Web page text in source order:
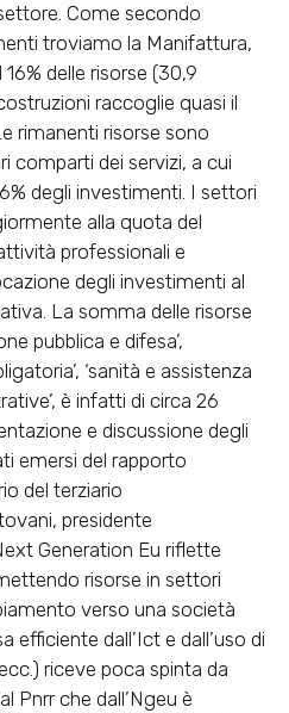
Come secondo
troviamo la Manifattura,
delle risorse (30,9
raccoglie quasi il
rimanenti risorse sono
comparti dei servizi, a cui
degli investimenti. I settori
alla quota del
professionali e
degli investimenti al
La somma delle risorse
pubblica e difesa’,
‘sanità e assistenza
è infatti di circa 26
e discussione degli
emersi del rapporto
del terziario
presidente
Generation Eu riflette
risorse in settori
verso una società
efficiente dall’Ict e dall’uso di
riceve poca spinta da
Pnrr che dall’Ngeu è